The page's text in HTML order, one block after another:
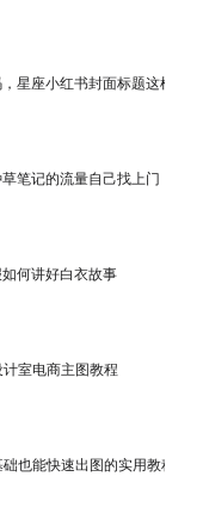
星座小红书封面标题这样写
笔记的流量自己找上门
何讲好白衣故事
室电商主图教程
也能快速出图的实用教程